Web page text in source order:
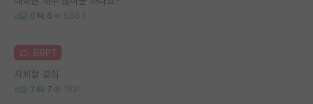
6 6 6563
김GPT
자퇴할 결심
7 7 1921